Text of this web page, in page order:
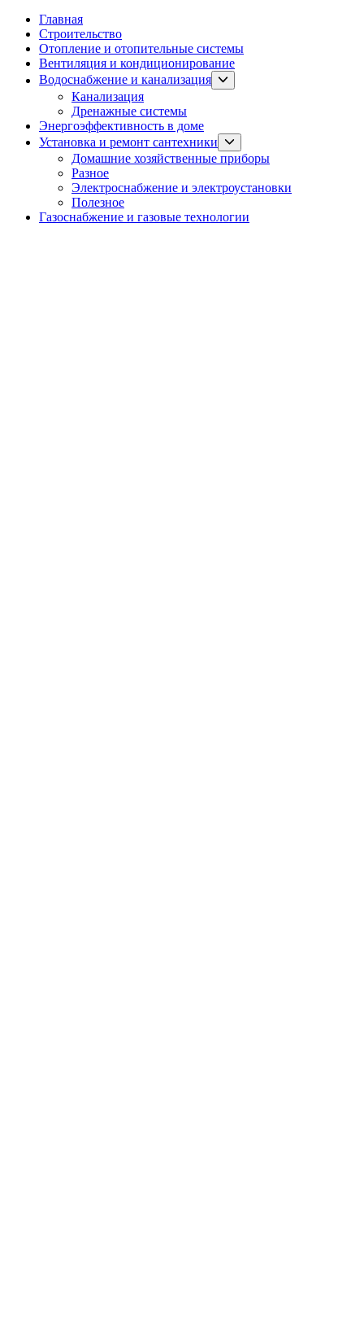
Главная
Строительство
Отопление и отопительные системы
Вентиляция и кондиционирование
Водоснабжение и канализация
Show
sub
Канализация
Дренажные системы
Энергоэффективность в доме
Установка и ремонт сантехники
sub
menu
Домашние хозяйственные приборы
Разное
Электроснабжение и электроустановки
Полезное
Газоснабжение и газовые технологии